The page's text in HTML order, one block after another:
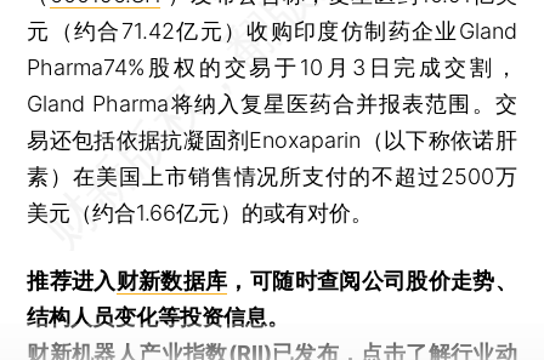
元（约合71.42亿元）收购印度仿制药企业Gland
Pharma74%股权的交易于10月3日完成交割，
Gland Pharma将纳入复星医药合并报表范围。交
易还包括依据抗凝固剂Enoxaparin（以下称依诺肝
素）在美国上市销售情况所支付的不超过2500万
美元（约合1.66亿元）的或有对价。
推荐进入财新数据库 ，可随时查阅公司股价走势、
结构人员变化等投资信息。
财新机器人产业指数(RII)已发布， 点击了解行业动